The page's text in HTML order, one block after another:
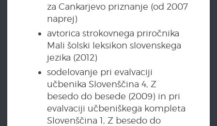
za Cankarjevo priznanje (od 2007
naprej)
avtorica strokovnega priročnika
Mali šolski leksikon slovenskega
jezika (2012)
sodelovanje pri evalvaciji
učbenika Slovenščina 4, Z
besedo do besede (2009) in pri
evalvaciji učbeniškega kompleta
Slovenščina 1, Z besedo do